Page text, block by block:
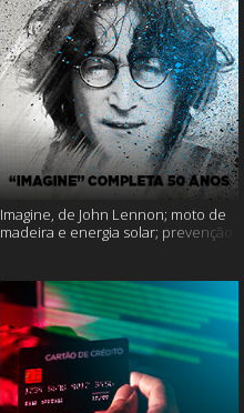
Imagine, de John Lennon; moto de
madeira e energia solar; prevenção